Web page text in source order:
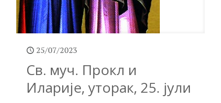
25/07/2023
Св. муч. Прокл и
Иларије, уторак, 25. јули